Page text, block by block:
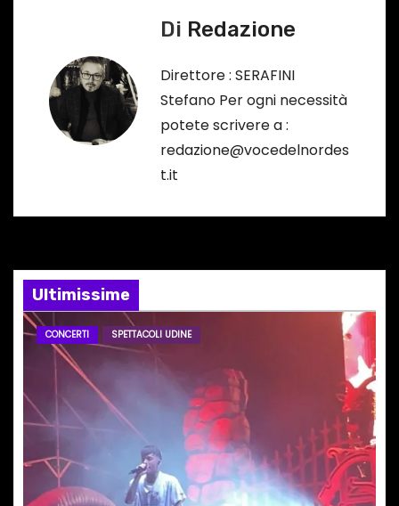
e
a
t
i
c
Di Redazione
Direttore : SERAFINI
Stefano Per ogni necessità
potete scrivere a :
redazione@vocedelnordes
t.it
Ultimissime
CONCERTI SPETTACOLI UDINE